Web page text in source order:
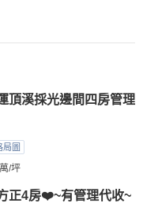
頂溪採光邊間四房管理
局圖
萬/坪
正4房❤️~有管理代收~